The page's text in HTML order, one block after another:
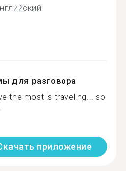
для разговора
the most is traveling... so
приложение